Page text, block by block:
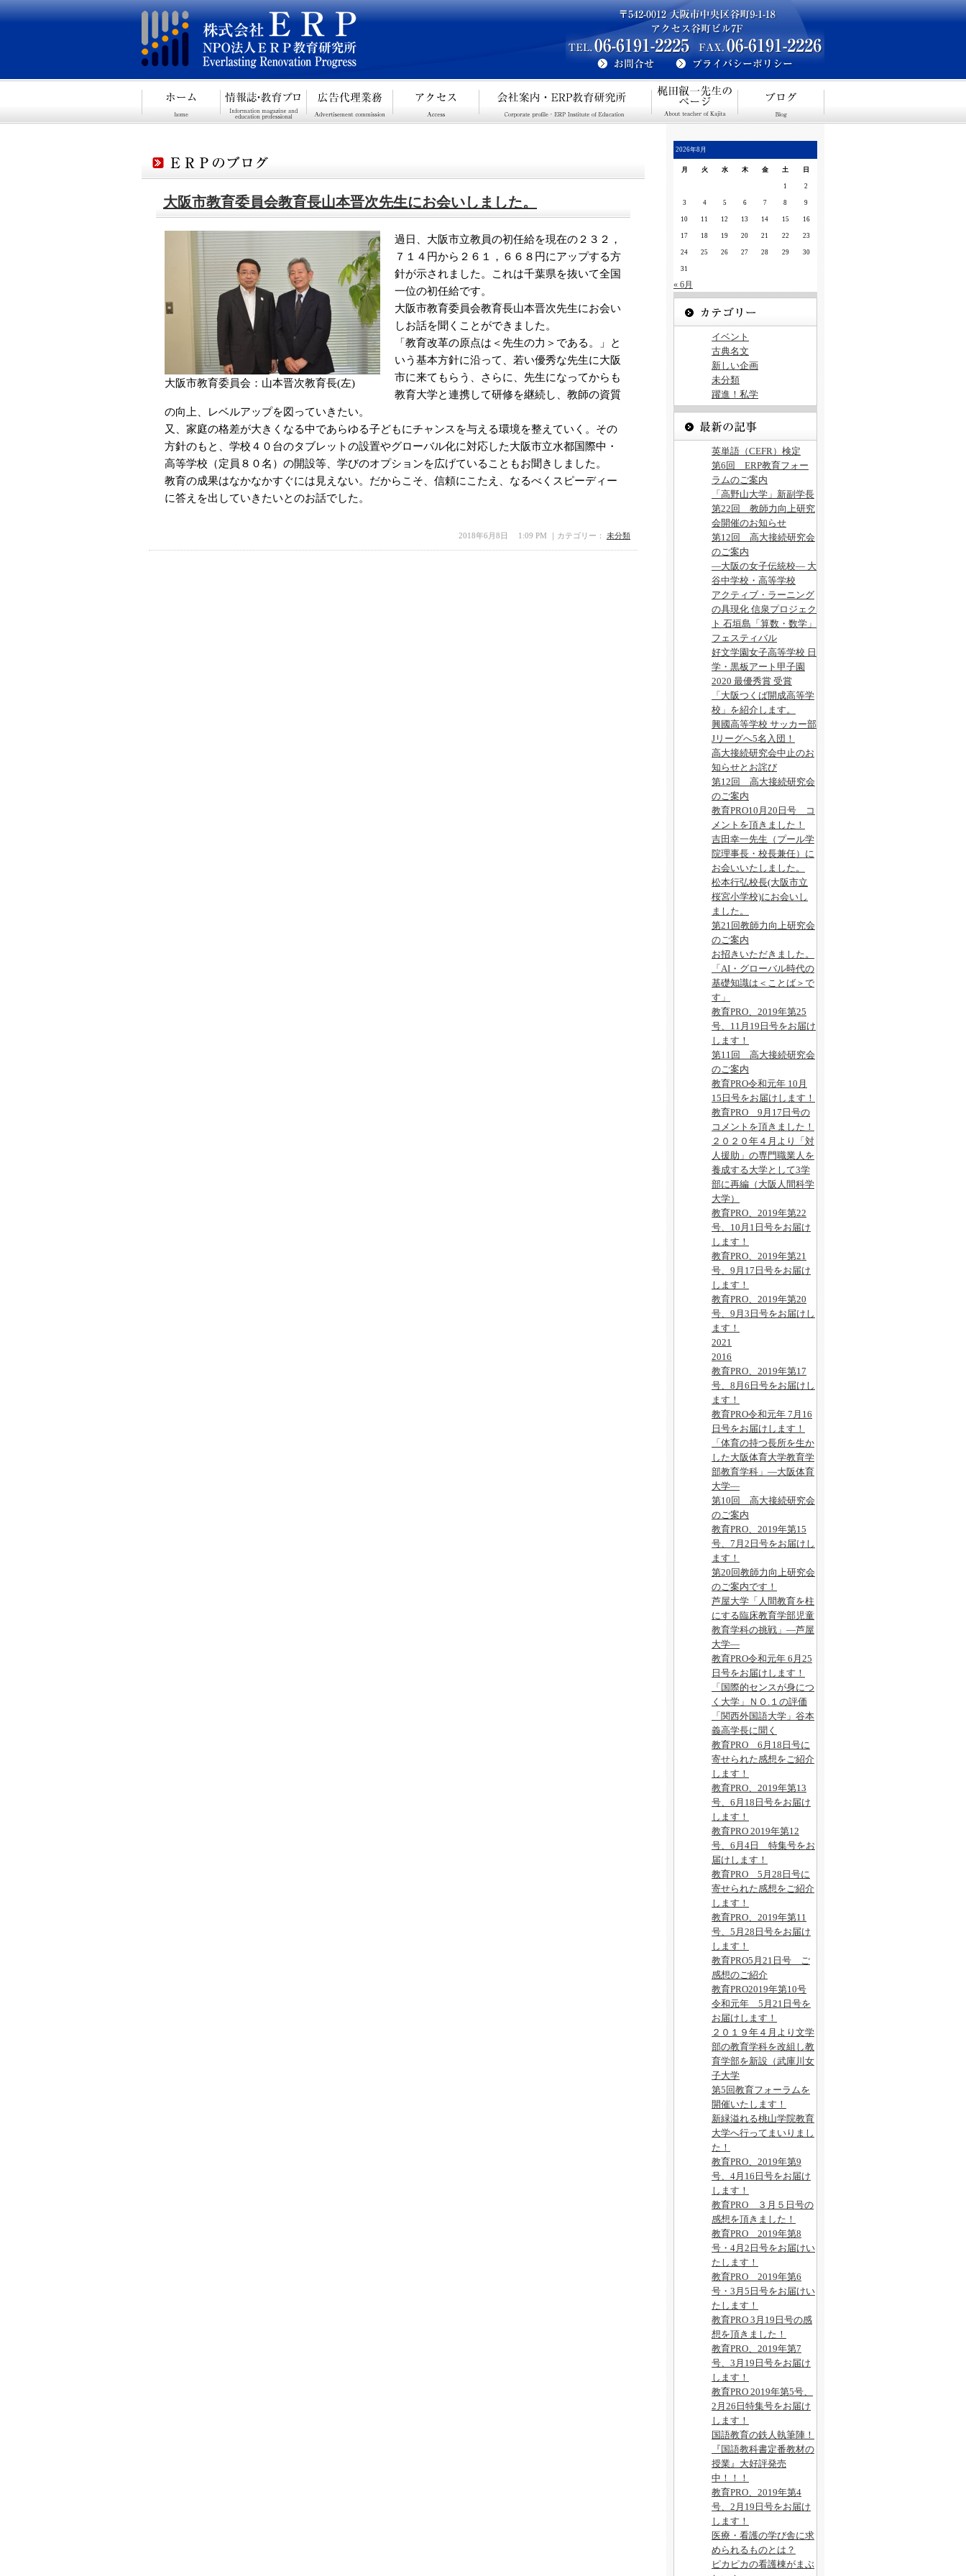
大阪市教育委員会教育長山本晋次先生にお会いしました。
大阪市教育委員会：山本晋次教育長(左)
過日、大阪市立教員の初任給を現在の２３２，
７１４円から２６１，６６８円にアップする方
針が示されました。これは千葉県を抜いて全国
一位の初任給です。
大阪市教育委員会教育長山本晋次先生にお会い
しお話を聞くことができました。
「教育改革の原点は＜先生の力＞である。」と
いう基本方針に沿って、若い優秀な先生に大阪
市に来てもらう、さらに、先生になってからも
教育大学と連携して研修を継続し、教師の資質
の向上、レベルアップを図っていきたい。
又、家庭の格差が大きくなる中であらゆる子どもにチャンスを与える環境を整えていく。その
方針のもと、学校４０台のタブレットの設置やグローバル化に対応した大阪市立水都国際中・
高等学校（定員８０名）の開設等、学びのオプションを広げていることもお聞きしました。
教育の成果はなかなかすぐには見えない。だからこそ、信頼にこたえ、なるべくスピーディー
に答えを出していきたいとのお話でした。
2018年6月8日 1:09 PM ｜カテゴリー： 未分類
2026年8月
月 火 水 木 金 土 日
1 2
3 4 5 6 7 8 9
10 11 12 13 14 15 16
17 18 19 20 21 22 23
24 25 26 27 28 29 30
31
« 6月
イベント
古典名文
新しい企画
未分類
躍進！私学
英単語（CEFR）検定
第6回 ERP教育フォー
ラムのご案内
「高野山大学」新副学長
第22回 教師力向上研究
会開催のお知らせ
第12回 高大接続研究会
のご案内
―大阪の女子伝統校― 大
谷中学校・高等学校
アクティブ・ラーニング
の具現化 信泉プロジェク
ト 石垣島「算数・数学」
フェスティバル
好文学園女子高等学校 日
学・黒板アート甲子園
2020 最優秀賞 受賞
「大阪つくば開成高等学
校」を紹介します。
興國高等学校 サッカー部
Jリーグへ5名入団！
高大接続研究会中止のお
知らせとお詫び
第12回 高大接続研究会
のご案内
教育PRO10月20日号 コ
メントを頂きました！
吉田幸一先生（プール学
院理事長・校長兼任）に
お会いいたしました。
松本行弘校長(大阪市立
桜宮小学校)にお会いし
ました。
第21回教師力向上研究会
のご案内
お招きいただきました。
「AI・グローバル時代の
基礎知識は＜ことば＞で
す」
教育PRO、2019年第25
号、11月19日号をお届け
します！
第11回 高大接続研究会
のご案内
教育PRO令和元年 10月
15日号をお届けします！
教育PRO 9月17日号の
コメントを頂きました！
２０２０年４月より「対
人援助」の専門職業人を
養成する大学として3学
部に再編（大阪人間科学
大学）
教育PRO、2019年第22
号、10月1日号をお届け
します！
教育PRO、2019年第21
号、9月17日号をお届け
します！
教育PRO、2019年第20
号、9月3日号をお届けし
ます！
2021
2016
教育PRO、2019年第17
号、8月6日号をお届けし
ます！
教育PRO令和元年 7月16
日号をお届けします！
「体育の持つ長所を生か
した大阪体育大学教育学
部教育学科」―大阪体育
大学―
第10回 高大接続研究会
のご案内
教育PRO、2019年第15
号、7月2日号をお届けし
ます！
第20回教師力向上研究会
のご案内です！
芦屋大学「人間教育を柱
にする臨床教育学部児童
教育学科の挑戦」―芦屋
大学―
教育PRO令和元年 6月25
日号をお届けします！
「国際的センスが身につ
く大学」ＮＯ.１の評価
「関西外国語大学」谷本
義高学長に聞く
教育PRO 6月18日号に
寄せられた感想をご紹介
します！
教育PRO、2019年第13
号、6月18日号をお届け
します！
教育PRO 2019年第12
号、6月4日 特集号をお
届けします！
教育PRO 5月28日号に
寄せられた感想をご紹介
します！
教育PRO、2019年第11
号、5月28日号をお届け
します！
教育PRO5月21日号 ご
感想のご紹介
教育PRO2019年第10号
令和元年 5月21日号を
お届けします！
２０１９年４月より文学
部の教育学科を改組し教
育学部を新設（武庫川女
子大学
第5回教育フォーラムを
開催いたします！
新緑溢れる桃山学院教育
大学へ行ってまいりまし
た！
教育PRO、2019年第9
号、4月16日号をお届け
します！
教育PRO ３月５日号の
感想を頂きました！
教育PRO 2019年第8
号・4月2日号をお届けい
たします！
教育PRO 2019年第6
号・3月5日号をお届けい
たします！
教育PRO 3月19日号の感
想を頂きました！
教育PRO、2019年第7
号、3月19日号をお届け
します！
教育PRO 2019年第5号、
2月26日特集号をお届け
します！
国語教育の鉄人執筆陣！
『国語教科書定番教材の
授業』大好評発売
中！！！
教育PRO、2019年第4
号、2月19日号をお届け
します！
医療・看護の学び舎に求
められるものとは？
ピカピカの看護棟がまぶ